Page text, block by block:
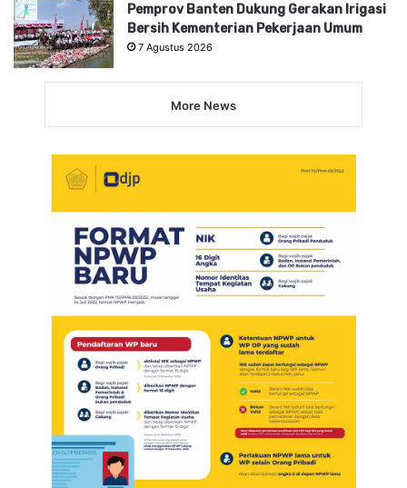
Pemprov Banten Dukung Gerakan Irigasi
Bersih Kementerian Pekerjaan Umum
7 Agustus 2026
More News